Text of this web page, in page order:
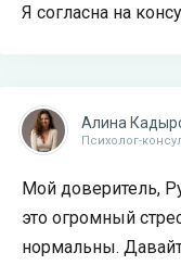
Я согласна на
Алина
Психолог-
Мой доверитель,
это огромный
нормальны.